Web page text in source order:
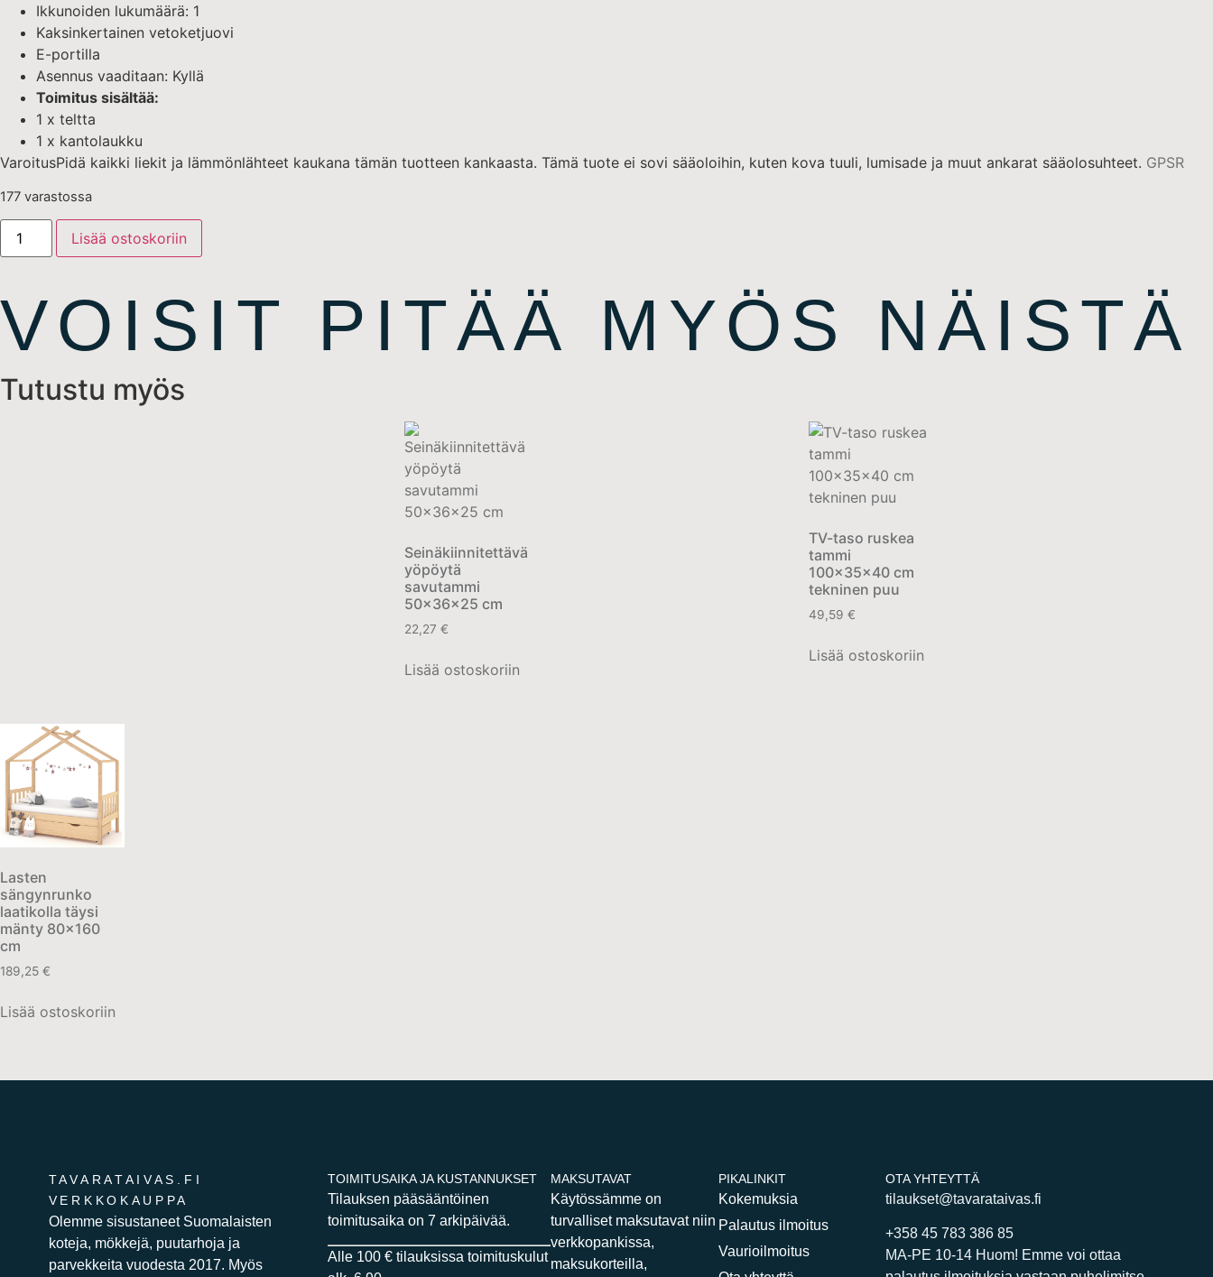
Ikkunoiden lukumäärä: 1
Kaksinkertainen vetoketjuovi
E-portilla
Asennus vaaditaan: Kyllä
Toimitus sisältää:
1 x teltta
1 x kantolaukku
VaroitusPidä kaikki liekit ja lämmönlähteet kaukana tämän tuotteen kankaasta. Tämä tuote ei sovi sääoloihin, kuten kova tuuli, lumisade ja muut ankarat sääolosuhteet. GPSR
177 varastossa
Lisää ostoskoriin
VOISIT PITÄÄ MYÖS NÄISTÄ
Tutustu myös
Seinäkiinnitettävä
yöpöytä
savutammi
50x36x25 cm
22,27 €
Lisää ostoskoriin
TV-taso ruskea
tammi
100x35x40 cm
tekninen puu
49,59 €
Lisää ostoskoriin
Lasten
sängynrunko
laatikolla täysi
mänty 80×160
cm
189,25 €
Lisää ostoskoriin
TAVARATAIVAS.FI
VERKKOKAUPPA
Olemme sisustaneet Suomalaisten
koteja, mökkejä, puutarhoja ja
parvekkeita vuodesta 2017. Myös
TOIMITUSAIKA JA KUSTANNUKSET
Tilauksen pääsääntöinen
toimitusaika on 7 arkipäivää.
Alle 100 € tilauksissa toimituskulut
MAKSUTAVAT
Käytössämme on
turvalliset maksutavat niin
verkkopankissa,
maksukorteilla,
PIKALINKIT
Kokemuksia
Palautus ilmoitus
Vaurioilmoitus
OTA YHTEYTTÄ
tilaukset@tavarataivas.fi
+358 45 783 386 85
MA-PE 10-14 Huom! Emme voi ottaa